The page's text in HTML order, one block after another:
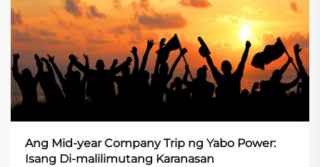
Ang Mid-year Company Trip ng Yabo Power:
Isang Di-malilimutang Karanasan